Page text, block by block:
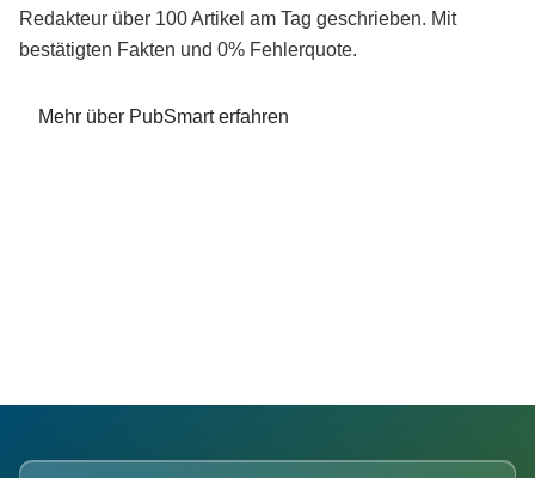
Redakteur über 100 Artikel am Tag geschrieben. Mit
bestätigten Fakten und 0% Fehlerquote.
Mehr über PubSmart erfahren